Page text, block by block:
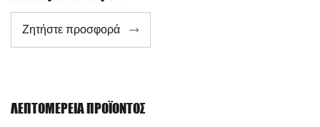
Ζητήστε προσφορά 
ΛΕΠΤΟΜΈΡΕΙΑ ΠΡΟΪΌΝΤΟΣ